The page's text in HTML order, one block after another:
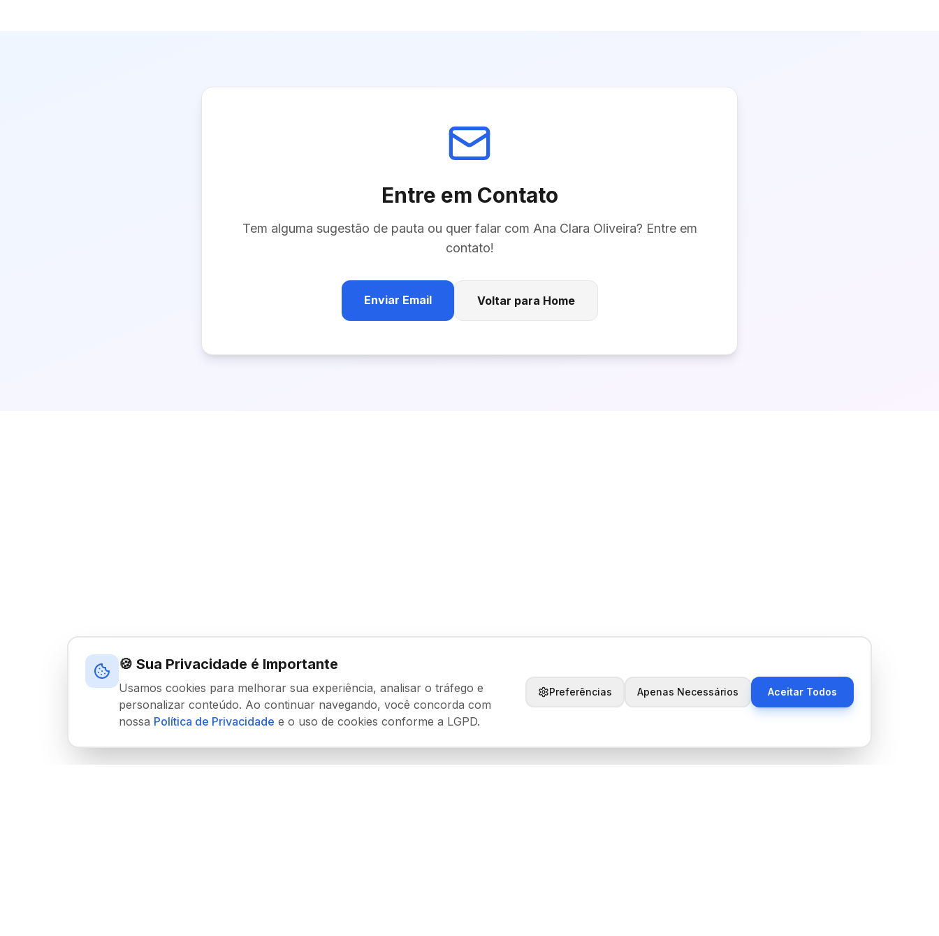
Entre em Contato
Tem alguma sugestão de pauta ou quer falar com Ana Clara Oliveira? Entre em
contato!
Enviar Email Voltar para Home
🍪 Sua Privacidade é Importante
Usamos cookies para melhorar sua experiência, analisar o tráfego e
personalizar conteúdo. Ao continuar navegando, você concorda com
nossa Política de Privacidade e o uso de cookies conforme a LGPD.
Preferências Apenas Necessários Aceitar Todos